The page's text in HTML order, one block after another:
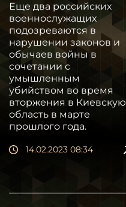
Еще два российских
военнослужащих
подозреваются в
нарушении законов и
обычаев войны в
сочетании с
умышленным
убийством во время
вторжения в Киевскую
область в марте
прошлого года.
14.02.2023 08:34